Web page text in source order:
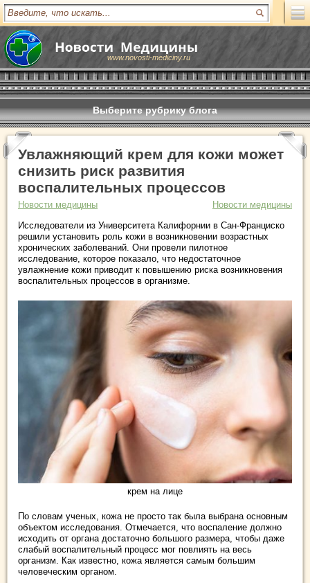
www.novosti-mediciny.ru
Выберите рубрику блога
Увлажняющий крем для кожи может
снизить риск развития
воспалительных процессов
Новости медицины
Новости медицины
Исследователи из Университета Калифорнии в Сан-Франциско
решили установить роль кожи в возникновении возрастных
хронических заболеваний. Они провели пилотное
исследование, которое показало, что недостаточное
увлажнение кожи приводит к повышению риска возникновения
воспалительных процессов в организме.
крем на лице
По словам ученых, кожа не просто так была выбрана основным
объектом исследования. Отмечается, что воспаление должно
исходить от органа достаточно большого размера, чтобы даже
слабый воспалительный процесс мог повлиять на весь
организм. Как известно, кожа является самым большим
человеческим органом.